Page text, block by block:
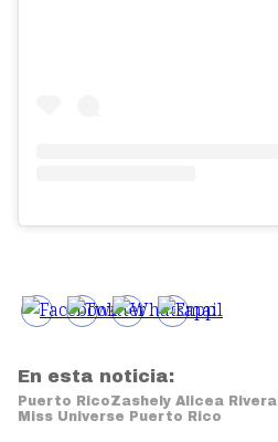
En esta noticia:
Puerto RicoZashely Alicea Rivera
Miss Universe Puerto Rico